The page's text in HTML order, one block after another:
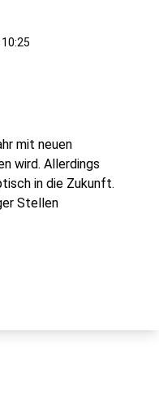
mit neuen
wird. Allerdings
in die Zukunft.
Stellen